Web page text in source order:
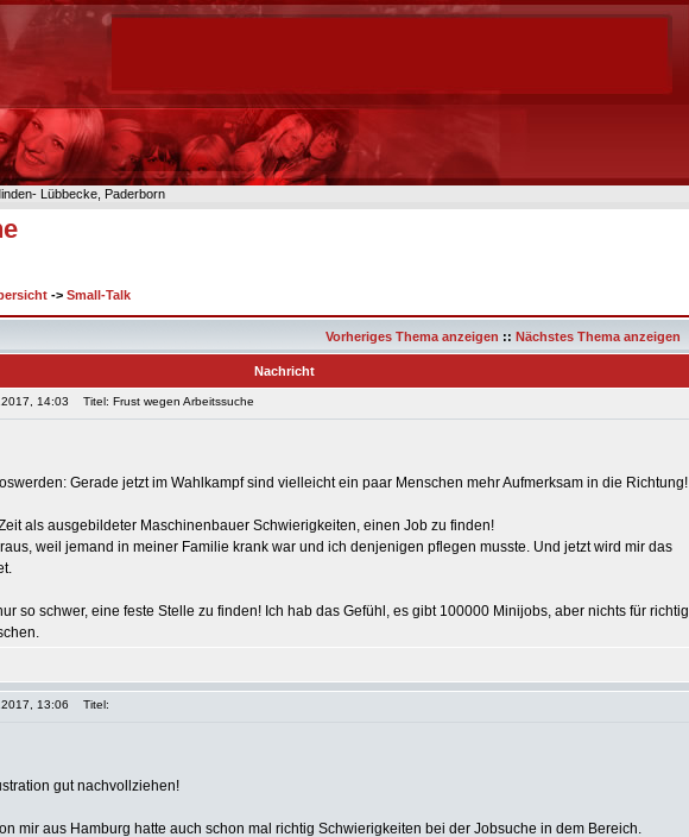
Lübbecke, Paderborn
-> Small-Talk
Vorheriges Thema anzeigen :: Nächstes Thema anzeigen
Nachricht
14:03 Titel: Frust wegen Arbeitssuche
Gerade jetzt im Wahlkampf sind vielleicht ein paar Menschen mehr Aufmerksam in die Richtung!
als ausgebildeter Maschinenbauer Schwierigkeiten, einen Job zu finden!
weil jemand in meiner Familie krank war und ich denjenigen pflegen musste. Und jetzt wird mir das
so schwer, eine feste Stelle zu finden! Ich hab das Gefühl, es gibt 100000 Minijobs, aber nichts für richtig
13:06 Titel:
gut nachvollziehen!
mir aus Hamburg hatte auch schon mal richtig Schwierigkeiten bei der Jobsuche in dem Bereich.